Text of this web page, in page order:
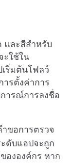
และสีสำหรับ
ะใช้ใน
ริ่มต้นโฟลว์
รตั้งค่าการ
ารณ์การลงชื่อ
ขอการตรวจ
ดับแอปจะถูก
ององค์กร หาก